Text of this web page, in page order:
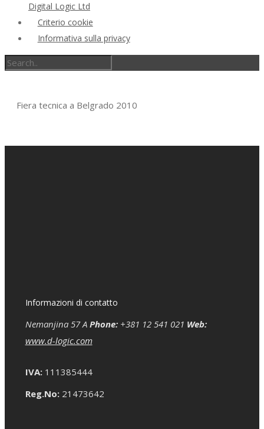
Digital Logic Ltd
Criterio cookie
Informativa sulla privacy
Fiera tecnica a Belgrado 2010
Informazioni di contatto
Nemanjina 57 A Phone:+381 12 541 021 Web:
www.d-logic.com
IVA:111385444
Reg.No:21473642